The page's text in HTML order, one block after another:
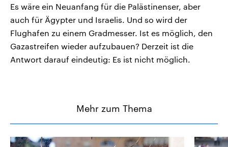
Es wäre ein Neuanfang für die Palästinenser, aber
auch für Ägypter und Israelis. Und so wird der
Flughafen zu einem Gradmesser. Ist es möglich, den
Gazastreifen wieder aufzubauen? Derzeit ist die
Antwort darauf eindeutig: Es ist nicht möglich.
Mehr zum Thema